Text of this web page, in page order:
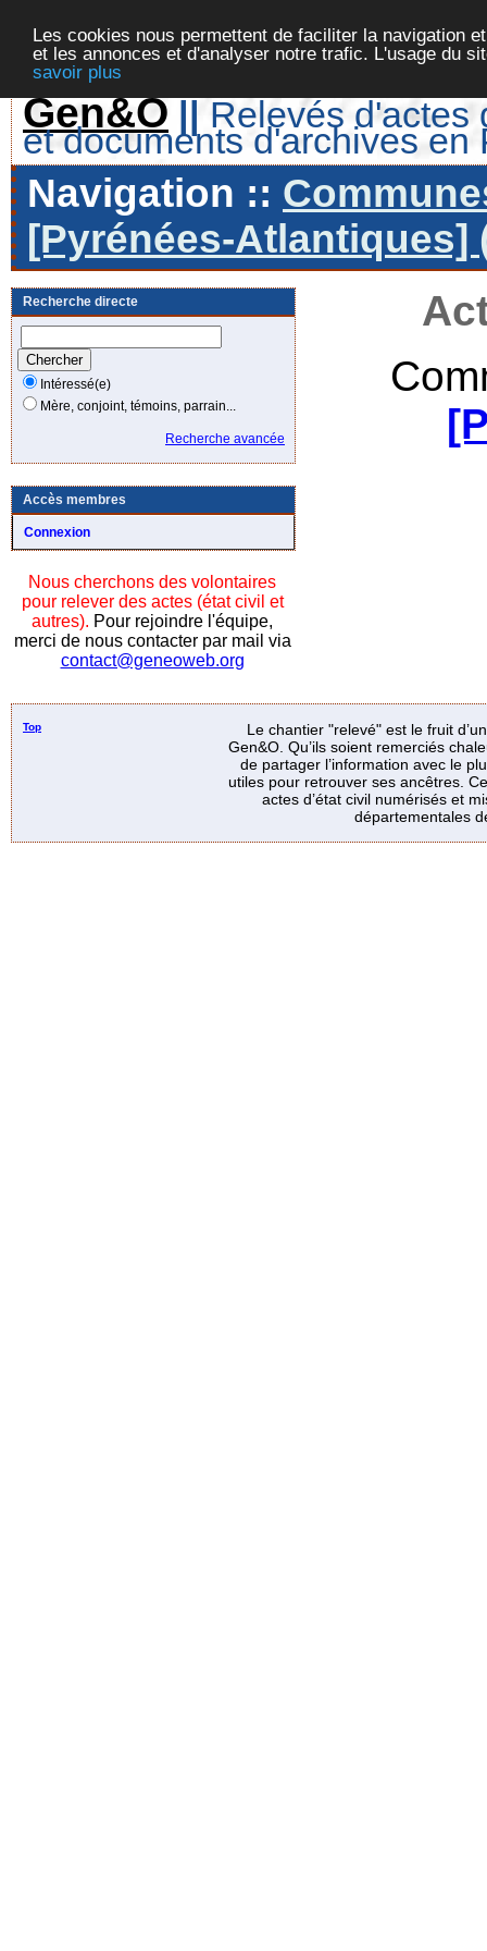
Les cookies nous permettent de faciliter la navigation
et les annonces et d'analyser notre trafic. L'usage du
savoir plus
Gen&O || Relevés d'actes
et documents d'archives en
Navigation ::
[Pyrénées-Atlantiques]
Recherche directe
Intéressé(e)
Mère, conjoint, témoins, parrain...
Recherche avancée
Accès membres
Connexion
Nous cherchons des volontaires
pour relever des actes (état civil et
autres). Pour rejoindre l'équipe,
merci de nous contacter par mail via
contact@geneoweb.org
Top
Le chantier "relevé" est le fruit
Gen&O. Qu’ils soient remerciés
de partager l’information avec le
utiles pour retrouver ses ancêtres.
actes d’état civil numérisés et
départementales